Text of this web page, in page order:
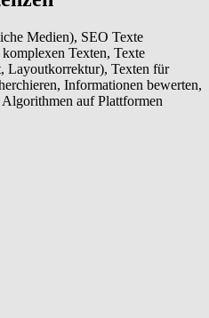
Medien), SEO Texte
Texten, Texte
Layoutkorrektur), Texten für
Informationen bewerten,
auf Plattformen